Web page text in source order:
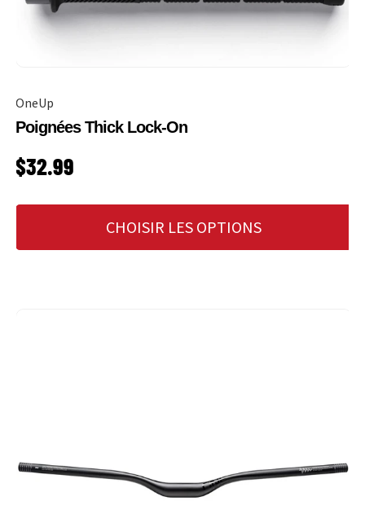
OneUp
Poignées Thick Lock-On
PRIX HABITUEL
$32.99
CHOISIR LES OPTIONS